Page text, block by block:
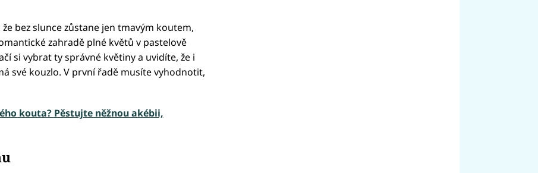
bez slunce zůstane jen tmavým koutem,
zahradě plné květů v pastelově
si vybrat ty správné květiny a uvidíte, že i
své kouzlo. V první řadě musíte vyhodnotit,
kouta? Pěstujte něžnou akébii,